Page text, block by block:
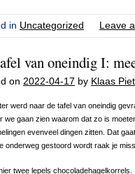
in Uncategorized Leave
van oneindig I:
on 2022-04-17 by Klaas
werd naar de tafel van oneindig
we gaan zien waarom dat zo is
evenveel dingen zitten. Dat
onderweg gestoord wordt raak je
twee lepels chocoladehagelkorrels.